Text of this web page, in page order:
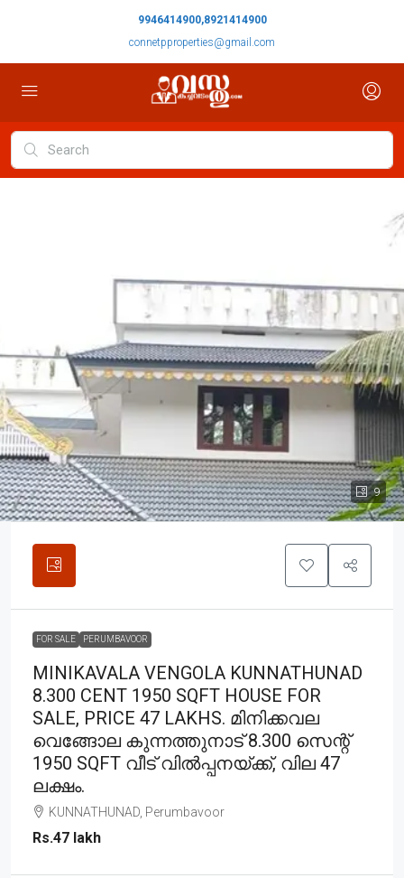
9946414900,8921414900
connetpproperties@gmail.com
9
FOR SALE PERUMBAVOOR
MINIKAVALA VENGOLA KUNNATHUNAD
8.300 CENT 1950 SQFT HOUSE FOR
SALE, PRICE 47 LAKHS. മിനിക്കവല
വെങ്ങോല കുന്നത്തുനാട് 8.300 സെന്റ്
1950 SQFT വീട് വിൽപ്പനയ്ക്ക്, വില 47
ലക്ഷം.
KUNNATHUNAD, Perumbavoor
Rs.47 lakh